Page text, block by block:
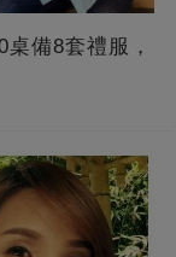
備8套禮服，